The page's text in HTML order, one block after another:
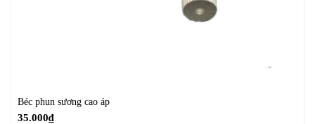
Béc phun sương cao áp
35.000₫